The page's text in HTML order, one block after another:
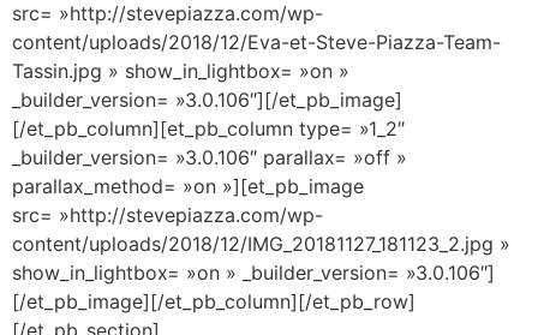
src= »http://stevepiazza.com/wp-
content/uploads/2018/12/Eva-et-Steve-Piazza-Team-
Tassin.jpg » show_in_lightbox= »on »
_builder_version= »3.0.106″][/et_pb_image]
[/et_pb_column][et_pb_column type= »1_2″
_builder_version= »3.0.106″ parallax= »off »
parallax_method= »on »][et_pb_image
src= »http://stevepiazza.com/wp-
content/uploads/2018/12/IMG_20181127_181123_2.jpg »
show_in_lightbox= »on » _builder_version= »3.0.106″]
[/et_pb_image][/et_pb_column][/et_pb_row]